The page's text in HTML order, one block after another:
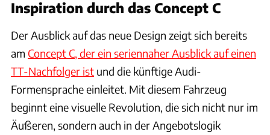
Inspiration durch das Concept C
Der Ausblick auf das neue Design zeigt sich bereits
am Concept C, der ein seriennaher Ausblick auf einen
TT-Nachfolger ist und die künftige Audi-
Formensprache einleitet. Mit diesem Fahrzeug
beginnt eine visuelle Revolution, die sich nicht nur im
Äußeren, sondern auch in der Angebotslogik